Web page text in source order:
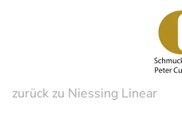
zurück zu Niessing Linear